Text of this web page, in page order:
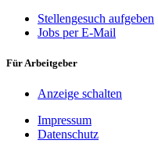
Stellengesuch aufgeben
Jobs per E-Mail
Für Arbeitgeber
Anzeige schalten
Impressum
Datenschutz